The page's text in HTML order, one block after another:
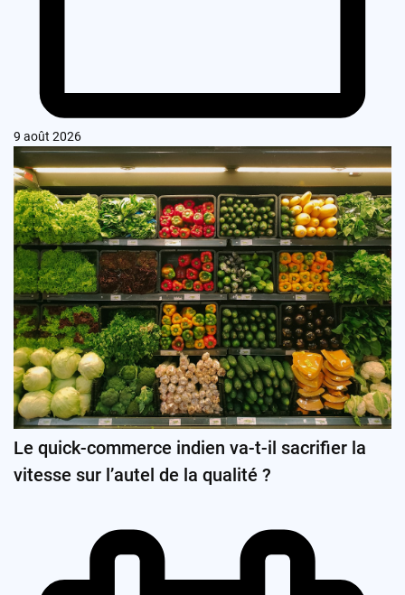
9 août 2026
Le quick-commerce indien va-t-il sacrifier la
vitesse sur l’autel de la qualité ?